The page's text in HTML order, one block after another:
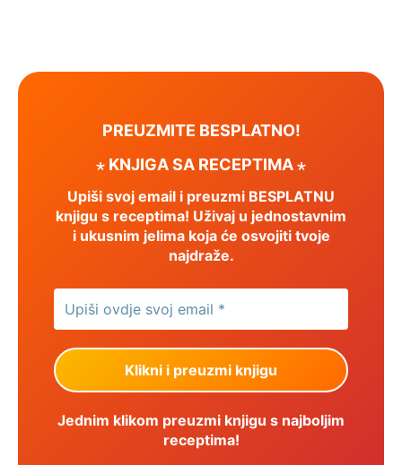
PREUZMITE BESPLATNO!
⋆ KNJIGA SA RECEPTIMA ⋆
Upiši svoj email i preuzmi BESPLATNU
knjigu s receptima! Uživaj u jednostavnim
i ukusnim jelima koja će osvojiti tvoje
najdraže.
Jednim klikom preuzmi knjigu s najboljim
receptima!